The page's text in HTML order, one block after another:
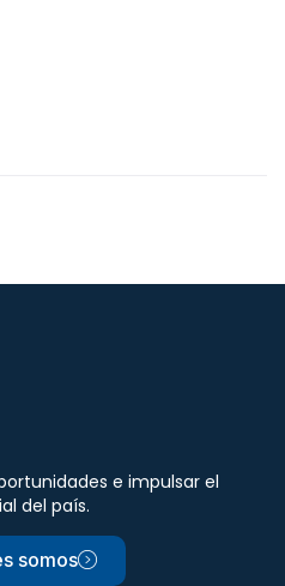
e impulsar el
del país.
somos